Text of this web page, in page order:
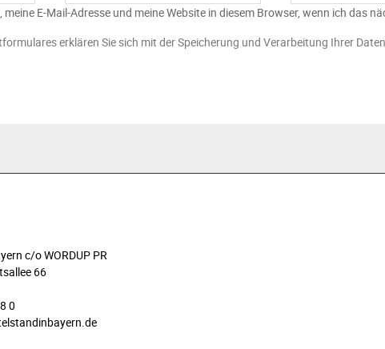
meine E-Mail-Adresse und meine Website in diesem Browser, wenn ich das
erklären Sie sich mit der Speicherung und Verarbeitung Ihrer
c/o WORDUP PR
66
0